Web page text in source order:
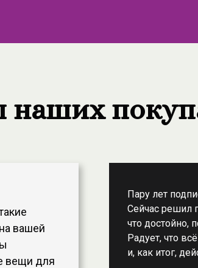
наших
вашей
вещи для
Пару лет
Сейчас решил
что достойно,
Радует, что
и, как итог,